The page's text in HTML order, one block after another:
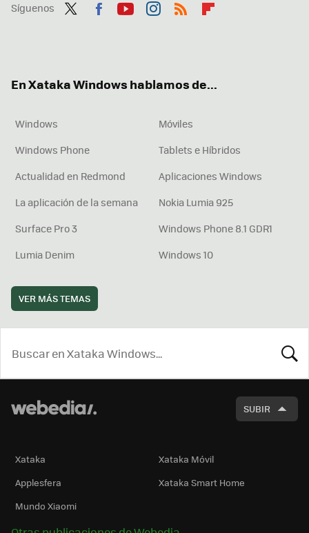
Síguenos
En Xataka Windows hablamos de...
Windows
Móviles
Windows Phone
Tablets e Híbridos
Actualidad en Redmond
Aplicaciones Windows
La aplicación de la semana
Nokia Lumia 925
Surface Pro 3
Windows Phone 8.1 GDR1
Lumia Denim
Windows 10
VER MÁS TEMAS
SUBIR
Xataka
Xataka Móvil
Applesfera
Xataka Smart Home
Mundo Xiaomi